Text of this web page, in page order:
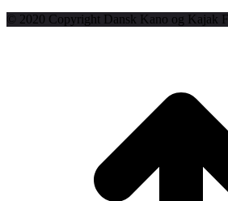
© 2020 Copyright Dansk Kano og Kajak